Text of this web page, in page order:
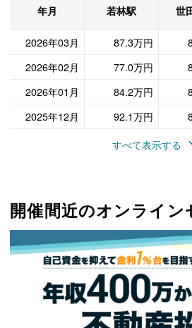
年月 若林駅 世
2026年03月
87.3万円
2026年02月
77.0万円
2026年01月
84.2万円
2025年12月
92.1万円
すべて表示する
開催間近のオンライン